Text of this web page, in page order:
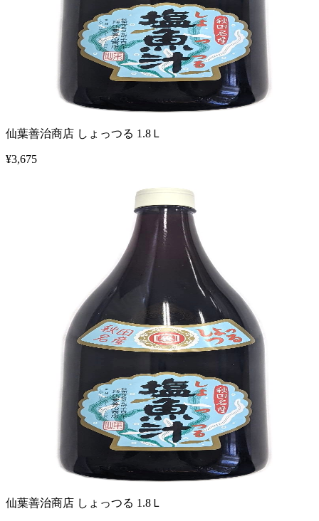
仙葉善治商店 しょっつる 1.8Ｌ
¥3,675
仙葉善治商店 しょっつる 1.8Ｌ